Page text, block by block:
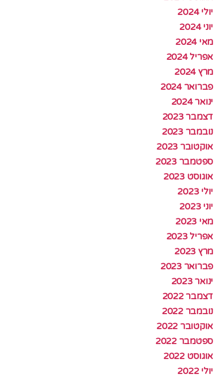
יולי 2024
יוני 2024
מאי 2024
אפריל 2024
מרץ 2024
פברואר 2024
ינואר 2024
דצמבר 2023
נובמבר 2023
אוקטובר 2023
ספטמבר 2023
אוגוסט 2023
יולי 2023
יוני 2023
מאי 2023
אפריל 2023
מרץ 2023
פברואר 2023
ינואר 2023
דצמבר 2022
נובמבר 2022
אוקטובר 2022
ספטמבר 2022
אוגוסט 2022
יולי 2022